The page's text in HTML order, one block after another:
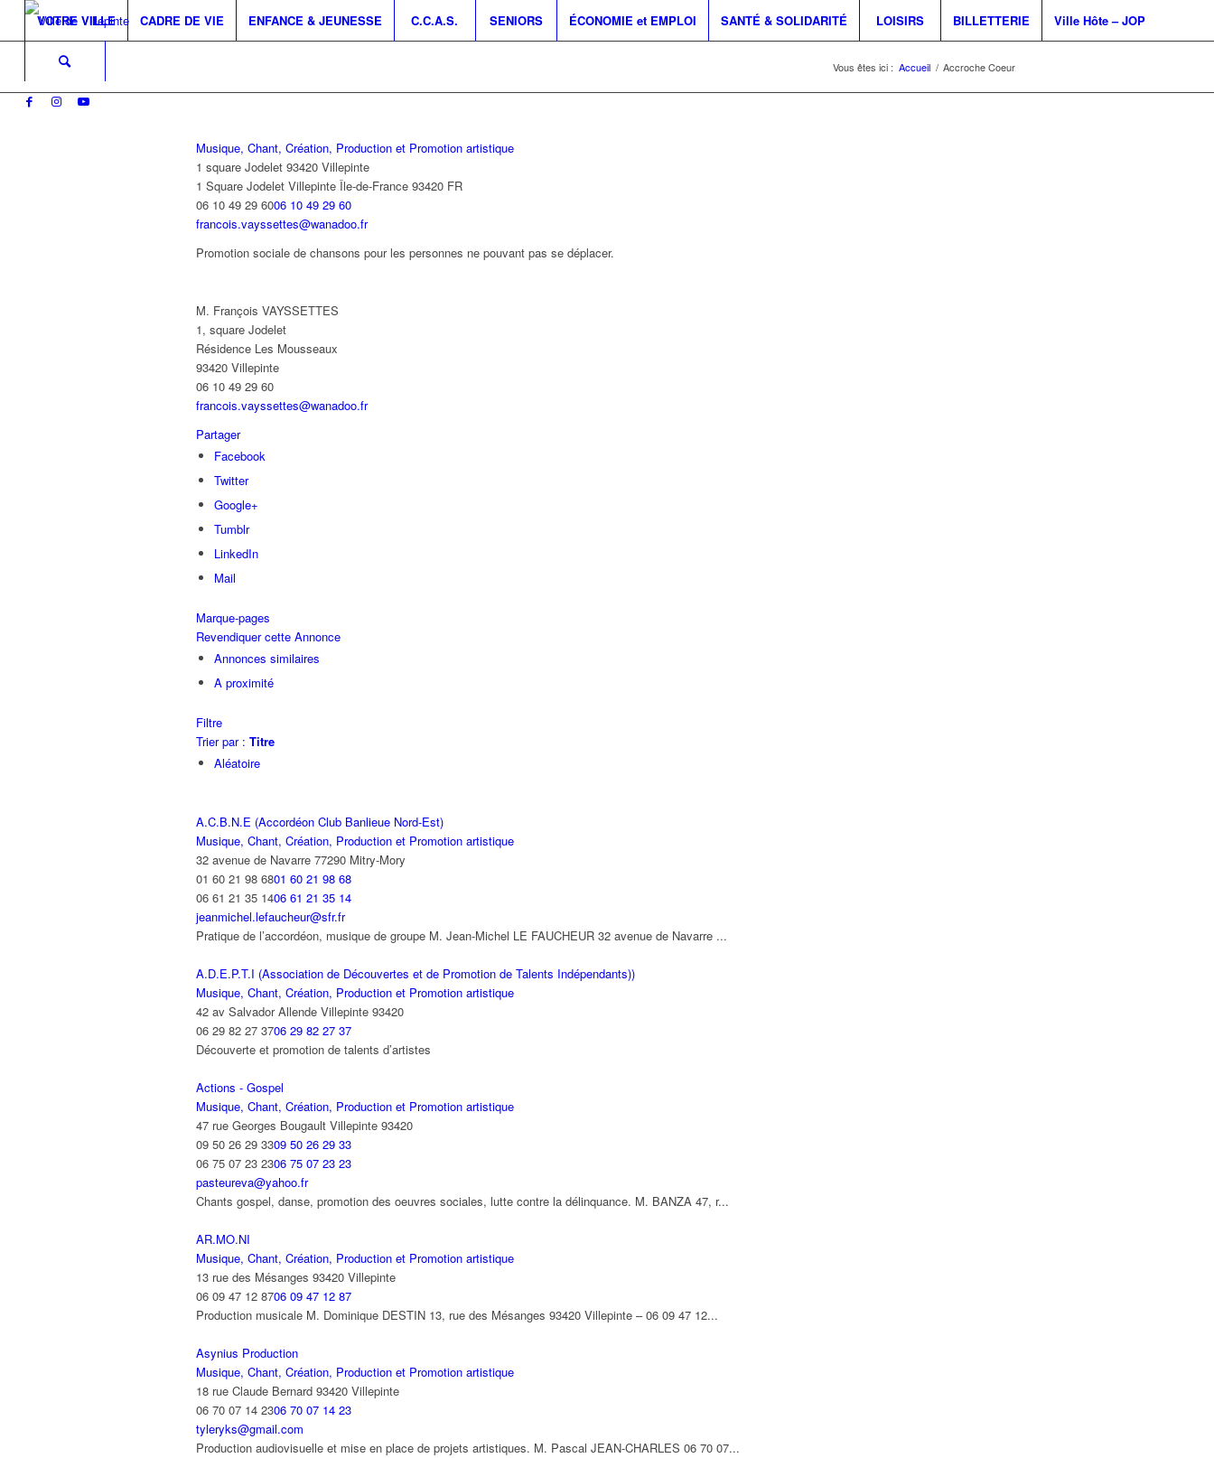
VOTRE VILLE CADRE DE VIE ENFANCE & JEUNESSE C.C.A.S. SENIORS ÉCONOMIE et EMPLOI SANTÉ & SOLIDARITÉ LOISIRS BILLETTERIE Ville Hôte – JOP
Vous êtes ici : Accueil / Accroche Coeur
Musique, Chant, Création, Production et Promotion artistique
1 square Jodelet 93420 Villepinte
1 Square Jodelet Villepinte Île-de-France 93420 FR
06 10 49 29 6006 10 49 29 60
francois.vayssettes@wanadoo.fr
Promotion sociale de chansons pour les personnes ne pouvant pas se déplacer.
M. François VAYSSETTES
1, square Jodelet
Résidence Les Mousseaux
93420 Villepinte
06 10 49 29 60
francois.vayssettes@wanadoo.fr
Partager
Facebook
Twitter
Google+
Tumblr
LinkedIn
Mail
Marque-pages
Revendiquer cette Annonce
Annonces similaires
A proximité
Filtre
Trier par : Titre
Aléatoire
A.C.B.N.E (Accordéon Club Banlieue Nord-Est)
Musique, Chant, Création, Production et Promotion artistique
32 avenue de Navarre 77290 Mitry-Mory
01 60 21 98 6801 60 21 98 68
06 61 21 35 1406 61 21 35 14
jeanmichel.lefaucheur@sfr.fr
Pratique de l’accordéon, musique de groupe M. Jean-Michel LE FAUCHEUR 32 avenue de Navarre ...
A.D.E.P.T.I (Association de Découvertes et de Promotion de Talents Indépendants))
Musique, Chant, Création, Production et Promotion artistique
42 av Salvador Allende Villepinte 93420
06 29 82 27 3706 29 82 27 37
Découverte et promotion de talents d’artistes
Actions - Gospel
Musique, Chant, Création, Production et Promotion artistique
47 rue Georges Bougault Villepinte 93420
09 50 26 29 3309 50 26 29 33
06 75 07 23 2306 75 07 23 23
pasteureva@yahoo.fr
Chants gospel, danse, promotion des oeuvres sociales, lutte contre la délinquance. M. BANZA 47, r...
AR.MO.NI
Musique, Chant, Création, Production et Promotion artistique
13 rue des Mésanges 93420 Villepinte
06 09 47 12 8706 09 47 12 87
Production musicale M. Dominique DESTIN 13, rue des Mésanges 93420 Villepinte – 06 09 47 12...
Asynius Production
Musique, Chant, Création, Production et Promotion artistique
18 rue Claude Bernard 93420 Villepinte
06 70 07 14 2306 70 07 14 23
tyleryks@gmail.com
Production audiovisuelle et mise en place de projets artistiques. M. Pascal JEAN-CHARLES 06 70 07...